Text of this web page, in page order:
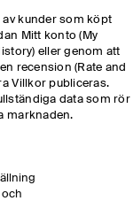
kunder som köpt
Mitt konto (My
eller genom att
recension (Rate and
Villkor publiceras.
data som rör
marknaden.